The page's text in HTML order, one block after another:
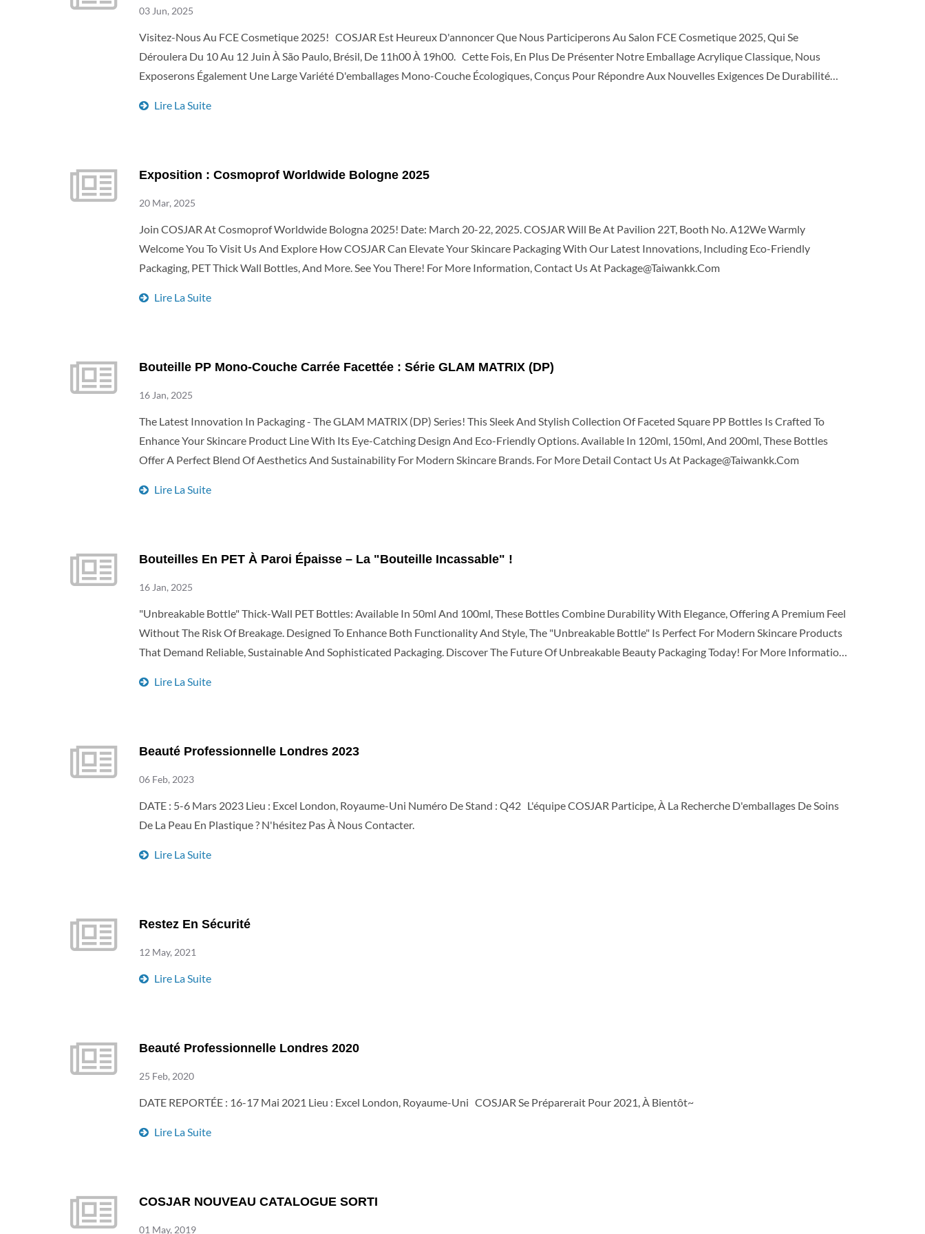
03 Jun, 2025
Visitez-Nous Au FCE Cosmetique 2025! COSJAR Est Heureux D'annoncer Que Nous Participerons Au Salon FCE Cosmetique 2025, Qui Se
Déroulera Du 10 Au 12 Juin À São Paulo, Brésil, De 11h00 À 19h00. Cette Fois, En Plus De Présenter Notre Emballage Acrylique Classique, Nous
Exposerons Également Une Large Variété D'emballages Mono-Couche Écologiques, Conçus Pour Répondre Aux Nouvelles Exigences De Durabilité
Vous. 📍 Lieu : São Paulo Expo, São Paulo, Brésil 📅 Date : 10-12 Juin 2025 🕚 Heure : 11h00 – 19h00 📌 Stand : L71 Découvrez Nos Dernières
Lire La Suite
Exposition : Cosmoprof Worldwide Bologne 2025
20 Mar, 2025
Join COSJAR At Cosmoprof Worldwide Bologna 2025! Date: March 20-22, 2025. COSJAR Will Be At Pavilion 22T, Booth No. A12We Warmly
Welcome You To Visit Us And Explore How COSJAR Can Elevate Your Skincare Packaging With Our Latest Innovations, Including Eco-Friendly
Packaging, PET Thick Wall Bottles, And More. See You There! For More Information, Contact Us At Package@taiwankk.com
Lire La Suite
Bouteille PP Mono-Couche Carrée Facettée : Série GLAM MATRIX (DP)
16 Jan, 2025
The Latest Innovation In Packaging - The GLAM MATRIX (DP) Series! This Sleek And Stylish Collection Of Faceted Square PP Bottles Is Crafted To
Enhance Your Skincare Product Line With Its Eye-Catching Design And Eco-Friendly Options. Available In 120ml, 150ml, And 200ml, These Bottles
Offer A Perfect Blend Of Aesthetics And Sustainability For Modern Skincare Brands. For More Detail Contact Us At Package@taiwankk.com
Lire La Suite
Bouteilles En PET À Paroi Épaisse – La "Bouteille Incassable" !
16 Jan, 2025
"Unbreakable Bottle" Thick-Wall PET Bottles: Available In 50ml And 100ml, These Bottles Combine Durability With Elegance, Offering A Premium Feel
Without The Risk Of Breakage. Designed To Enhance Both Functionality And Style, The "Unbreakable Bottle" Is Perfect For Modern Skincare Products
That Demand Reliable, Sustainable And Sophisticated Packaging. Discover The Future Of Unbreakable Beauty Packaging Today! For More Information,
Lire La Suite
Beauté Professionnelle Londres 2023
06 Feb, 2023
DATE : 5-6 Mars 2023 Lieu : Excel London, Royaume-Uni Numéro De Stand : Q42 L'équipe COSJAR Participe, À La Recherche D'emballages De Soins
De La Peau En Plastique ? N'hésitez Pas À Nous Contacter.
Lire La Suite
Restez En Sécurité
12 May, 2021
Lire La Suite
Beauté Professionnelle Londres 2020
25 Feb, 2020
DATE REPORTÉE : 16-17 Mai 2021 Lieu : Excel London, Royaume-Uni COSJAR Se Préparerait Pour 2021, À Bientôt~
Lire La Suite
COSJAR NOUVEAU CATALOGUE SORTI
01 May, 2019